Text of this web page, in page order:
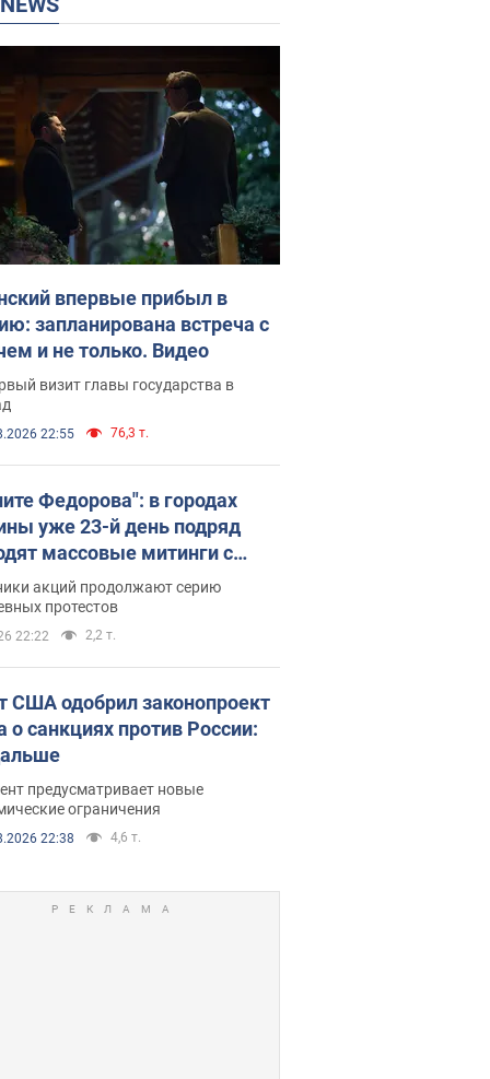
впервые прибыл в
запланирована встреча с
и не только. Видео
визит главы государства в
22:55 76,3 т.
Федорова": в городах
уже 23-й день подряд
массовые митинги с
Фото и видео
акций продолжают серию
протестов
22:22 2,2 т.
США одобрил законопроект
о санкциях против России:
предусматривает новые
ограничения
22:38 4,6 т.